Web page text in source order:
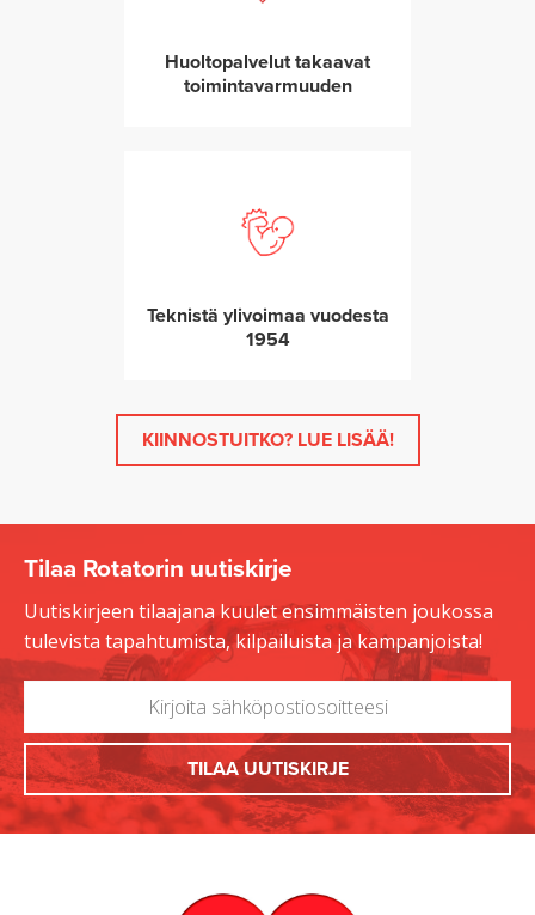
Huoltopalvelut takaavat
toimintavarmuuden
Teknistä ylivoimaa vuodesta
1954
KIINNOSTUITKO? LUE LISÄÄ!
Tilaa Rotatorin uutiskirje
Uutiskirjeen tilaajana kuulet ensimmäisten joukossa
tulevista tapahtumista, kilpailuista ja kampanjoista!